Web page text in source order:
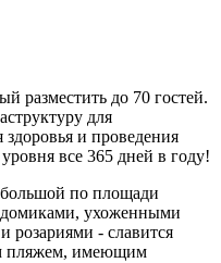
разместить до 70 гостей.
для
и проведения
все 365 дней в году!
по площади
ухоженными
розариями - славится
пляжем, имеющим